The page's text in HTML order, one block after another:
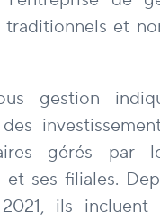
et
gestion
gérés par
et ses filiales.
ils incluent